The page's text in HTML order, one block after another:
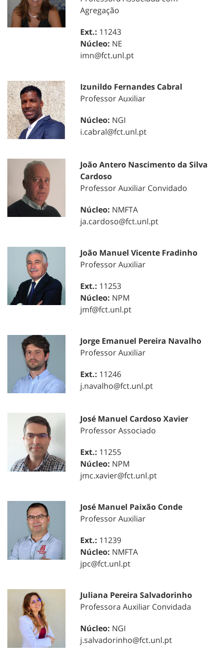
Agregação
Ext.: 11243
Núcleo: NE
imn@fct.unl.pt
Izunildo Fernandes Cabral
Professor Auxiliar
Núcleo: NGI
i.cabral@fct.unl.pt
João Antero Nascimento da Silva
Cardoso
Professor Auxiliar Convidado
Núcleo: NMFTA
ja.cardoso@fct.unl.pt
João Manuel Vicente Fradinho
Professor Auxiliar
Ext.: 11253
Núcleo: NPM
jmf@fct.unl.pt
Jorge Emanuel Pereira Navalho
Professor Auxiliar
Ext.: 11246
j.navalho@fct.unl.pt
José Manuel Cardoso Xavier
Professor Associado
Ext.: 11255
Núcleo: NPM
jmc.xavier@fct.unl.pt
José Manuel Paixão Conde
Professor Auxiliar
Ext.: 11239
Núcleo: NMFTA
jpc@fct.unl.pt
Juliana Pereira Salvadorinho
Professora Auxiliar Convidada
Núcleo: NGI
j.salvadorinho@fct.unl.pt